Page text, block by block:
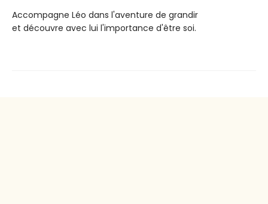
Accompagne Léo dans l'aventure de grandir
et découvre avec lui l'importance d'être soi.